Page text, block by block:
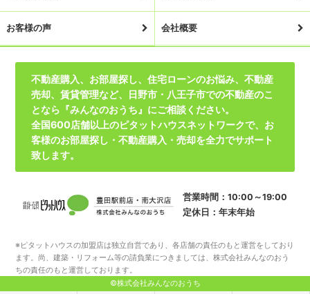
お客様の声 会社概要
不動産購入、お部屋探し、住宅ローンのお悩み、不動産
売却、賃貸管理など、日野市・八王子市での不動産のこ
となら『みんなのおうち』にご相談ください。
全国600店舗以上のピタットハウスネットワークで、お
客様のお部屋探し・不動産購入・売却を全力でサポート
致します。
営業時間：10:00～19:00
定休日：年末年始
※ピタットハウスの加盟店は独立自営であり、各店舗の責任のもと運営をしており
ます。尚、建築・リフォーム等の請負業につきましては、株式会社みんなのおう
ちの責任のもと運営しております。
©株式会社みんなのおうち